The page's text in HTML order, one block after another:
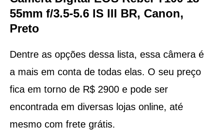
55mm f/3.5-5.6 IS III BR, Canon,
Preto
Dentre as opções dessa lista, essa câmera é
a mais em conta de todas elas. O seu preço
fica em torno de R$ 2900 e pode ser
encontrada em diversas lojas online, até
mesmo com frete grátis.